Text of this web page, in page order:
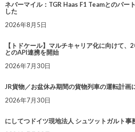
ネバーマイル：TGR Haas F1 Teamとのパー
した
2026年8月5日
【トドケール】マルチキャリア化に向けて
とのAPI連携を開始
2026年7月30日
JR貨物／お盆休み期間の貨物列車の運転計画
2026年7月30日
にしてつドイツ現地法人 シュツットガルト事